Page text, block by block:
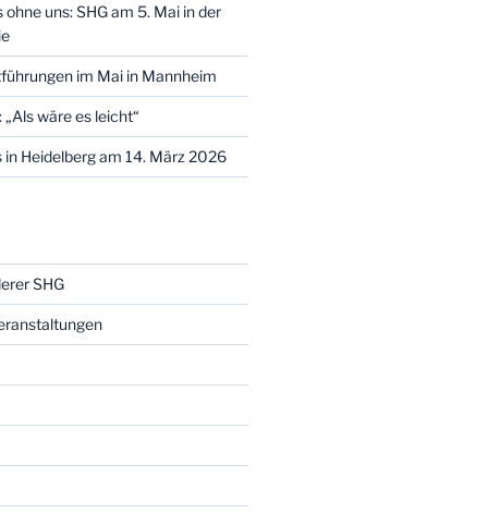
uns: SHG am 5. Mai in der
im Mai in Mannheim
wäre es leicht“
in Heidelberg am 14. März 2026
SHG